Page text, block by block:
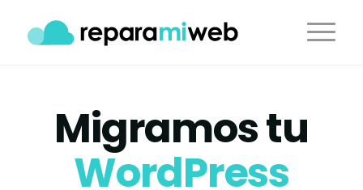
Migramos tu
WordPress